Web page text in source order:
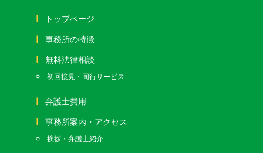
トップページ
事務所の特徴
無料法律相談
初回接見・同行サービス
弁護士費用
事務所案内・アクセス
挨拶・弁護士紹介